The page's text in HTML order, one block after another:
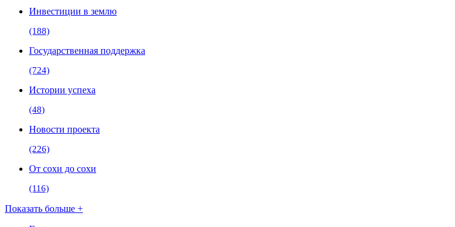
Инвестиции в землю
(188)
Государственная поддержка
(724)
Истории успеха
(48)
Новости проекта
(226)
От сохи до сохи
(116)
Показать больше +